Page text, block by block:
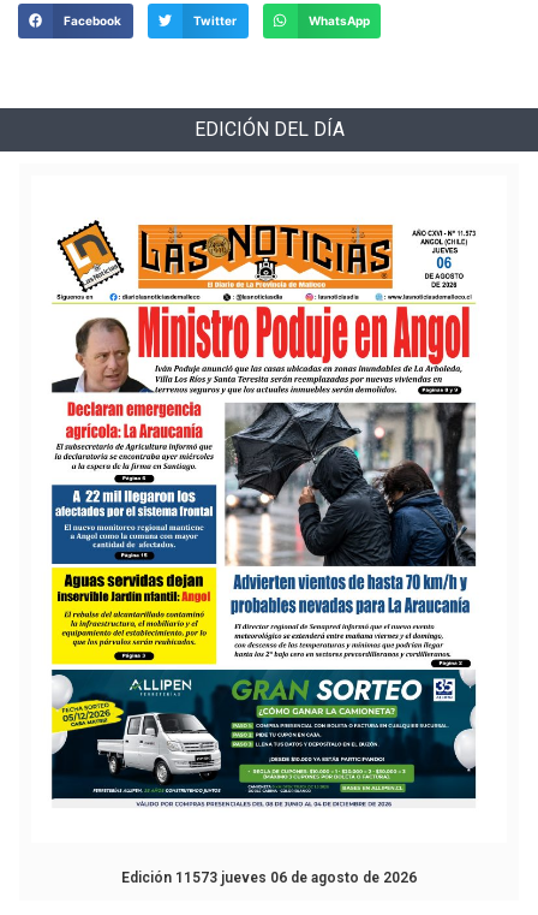
Facebook Twitter WhatsApp
EDICIÓN DEL DÍA
Edición 11573 jueves 06 de agosto de 2026